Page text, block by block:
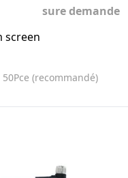
screen
sure demande
50Pce (recommandé)